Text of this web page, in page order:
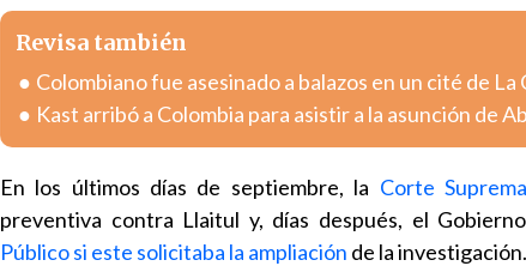
Revisa también
Colombiano fue asesinado a balazos en un cité de La
Kast arribó a Colombia para asistir a la asunción de
En los últimos días de septiembre, la Corte
preventiva contra Llaitul y, días después, el
Público si este solicitaba la ampliación de la investigación.